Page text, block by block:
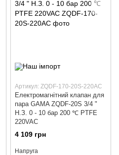
Артикул: ZQDF-170-20S-220AC
Електромагнітний клапан для
пара GAMA ZQDF-20S 3/4 "
Н.З. 0 - 10 бар 200 ℃ PTFE
220VAC
4 109 грн
Напруга